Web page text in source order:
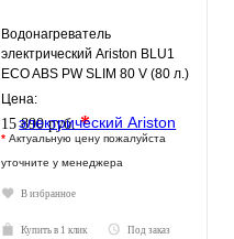
Водонагреватель
электрический Ariston BLU1
ECO ABS PW SLIM 80 V (80 л.)
настенный, ТЭН 2,5 кВт.
Цена:
15 890 руб.*
* Актуальную цену пожалуйста
уточните у менеджера
В избранное
Купить в 1 клик Под заказ